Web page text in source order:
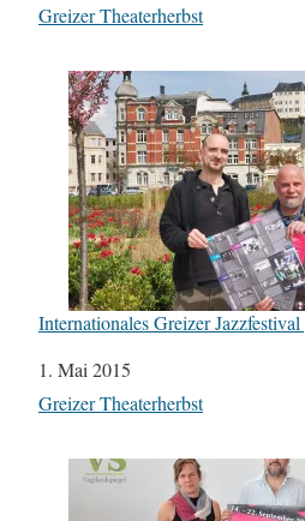
In Bezug auf
Greizer Theaterherbst
Internationales Greizer
Datum
1. Mai 2015
In Bezug auf
Greizer Theaterherbst